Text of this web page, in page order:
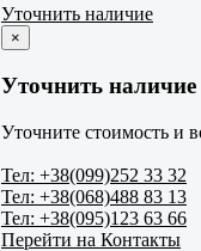
Уточнить наличие
×
Уточнить наличие
Уточните стоимость и
Тел: +38(099)252 33 32
Тел: +38(068)488 83 13
Тел: +38(095)123 63 66
Перейти на Контакты